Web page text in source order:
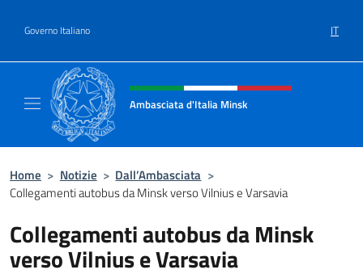
Governo Italiano IT
Intestazione sito, social e menù
Ambasciata d'Italia Minsk
Home > Notizie > Dall’Ambasciata >
Collegamenti autobus da Minsk verso Vilnius e Varsavia
Collegamenti autobus da Minsk
verso Vilnius e Varsavia